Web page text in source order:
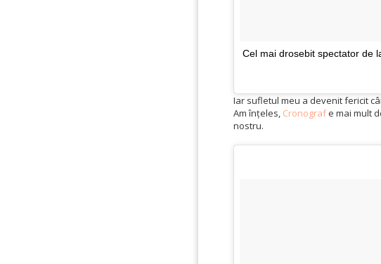
Cel mai drosebit spectator de
Iar sufletul meu a devenit fericit
Am înțeles, Cronografe mai mult
nostru.